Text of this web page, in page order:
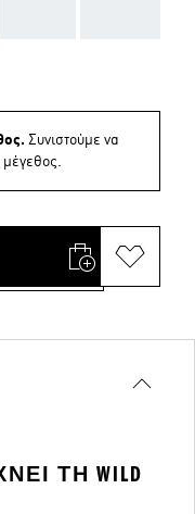
Συνιστούμε να
μέγεθος.
ΤΗ WILD